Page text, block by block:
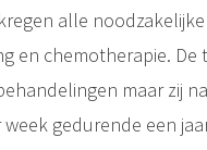
alle
en chemotherapie. De
maar zij
gedurende een